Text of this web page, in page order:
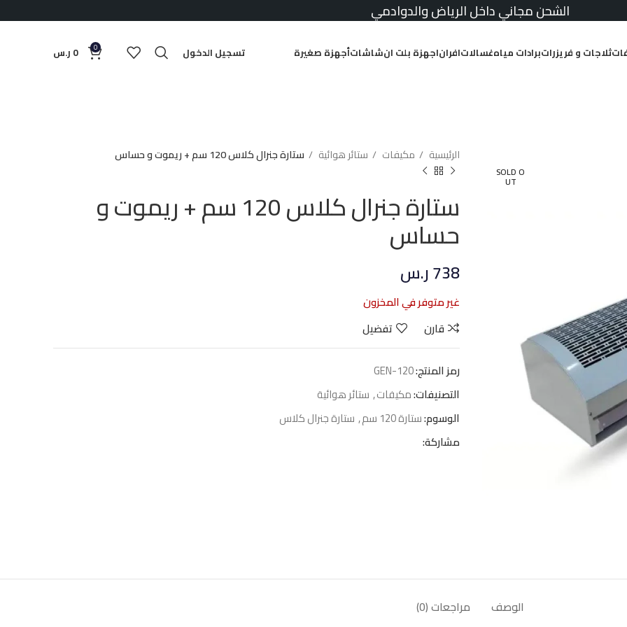
الشحن مجاني داخل الرياض والدوادمي
ثلاجات و فريزراتبرادات مياهغسالاتافراناجهزة بلت انشاشاتأجهزة صغيرة تسجيل الدخول 0
0 ر.س
SOLD O
UT
الرئيسية مكيفات ستائر هوائية ستارة جنرال كلاس 120 سم + ريموت و حساس
ستارة جنرال كلاس 120 سم + ريموت و
حساس
738ر.س
غير متوفر في المخزون
قارن
تفضيل
رمز المنتج:GEN-120
التصنيفات:مكيفات, ستائر هوائية
الوسوم:ستارة 120 سم , ستارة جنرال كلاس
مشاركة:
الوصف مراجعات (0)